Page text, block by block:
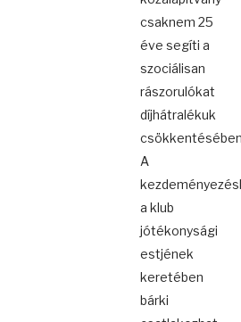
csaknem 25
éve segíti a
szociálisan
rászorulókat
díjhátralékuk
A
a klub
jótékonysági
estjének
keretében
bárki